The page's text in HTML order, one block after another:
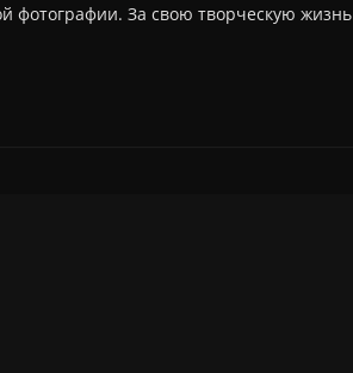
фотографии. За свою творческую жизнь